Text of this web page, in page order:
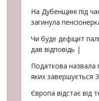
На Дубенщині під
загинула
Чи буде дефіцит
дав відповідь |
Податкова назвала
яких завершується
Європа відстає від